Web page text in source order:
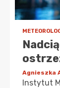
Agnieszka
Instytut